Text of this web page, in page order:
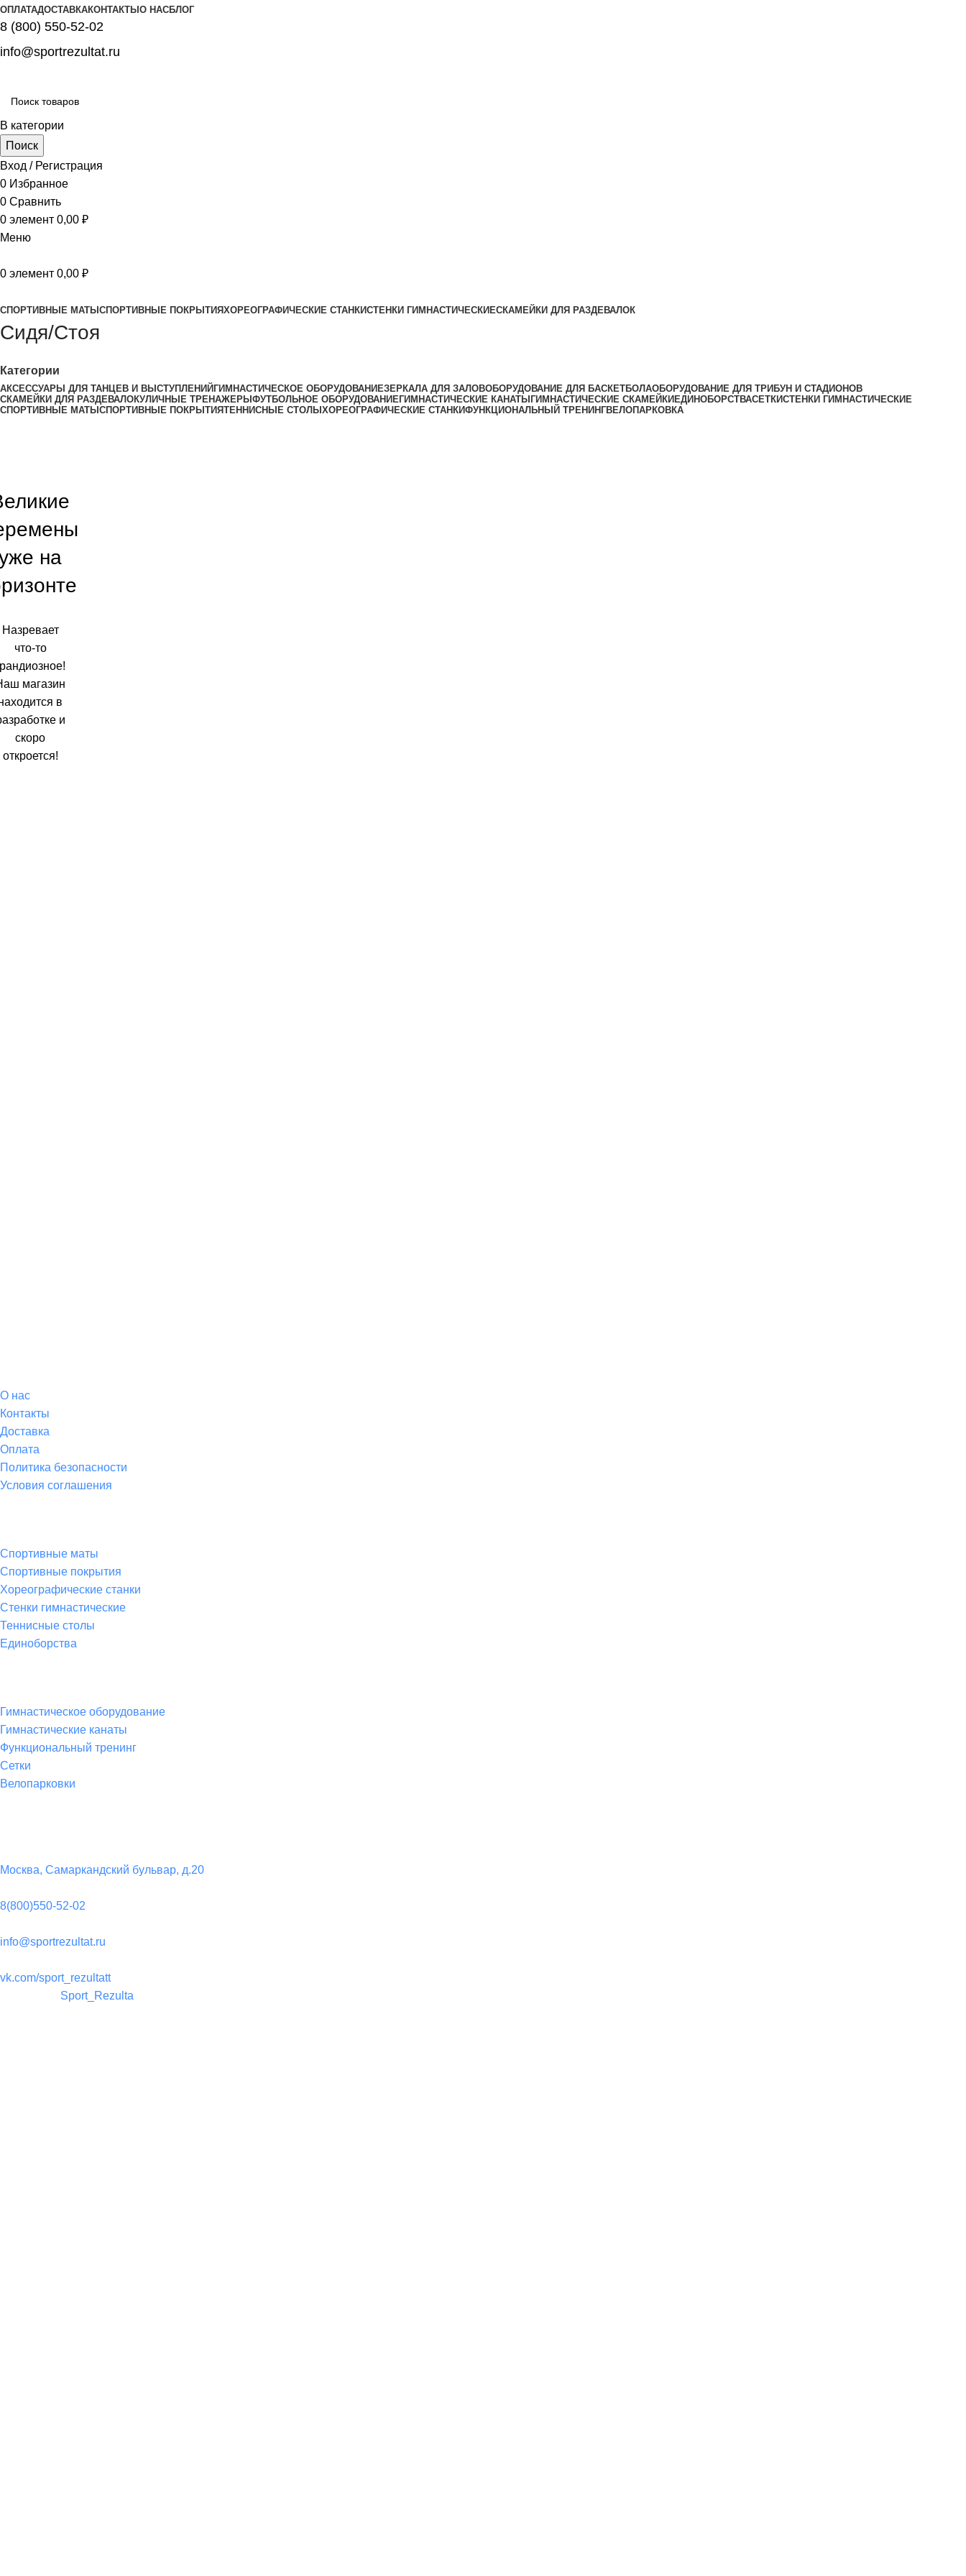
ОПЛАТАДОСТАВКАКОНТАКТЫ О НАСБЛОГ
8 (800) 550-52-02
info@sportrezultat.ru
В категории
Поиск
Вход / Регистрация
0 Избранное
0 Сравнить
0 элемент 0,00 ₽
Меню
0 элемент 0,00 ₽
СПОРТИВНЫЕ МАТЫ СПОРТИВНЫЕ ПОКРЫТИЯХОРЕОГРАФИЧЕСКИЕ СТАНКИСТЕНКИ ГИМНАСТИЧЕСКИЕСКАМЕЙКИ ДЛЯ РАЗДЕВАЛОК
Сидя/Стоя
Категории
АКСЕССУАРЫ ДЛЯ ТАНЦЕВ И ВЫСТУПЛЕНИЙ ГИМНАСТИЧЕСКОЕ ОБОРУДОВАНИЕЗЕРКАЛА ДЛЯ ЗАЛОВОБОРУДОВАНИЕ ДЛЯ БАСКЕТБОЛАОБОРУДОВАНИЕ ДЛЯ ТРИБУН И СТАДИОНОВ
СКАМЕЙКИ ДЛЯ РАЗДЕВАЛОКУЛИЧНЫЕ ТРЕНАЖЕРЫ ФУТБОЛЬНОЕ ОБОРУДОВАНИЕГИМНАСТИЧЕСКИЕ КАНАТЫ ГИМНАСТИЧЕСКИЕ СКАМЕЙКИ ЕДИНОБОРСТВАСЕТКИСТЕНКИ ГИМНАСТИЧЕСКИЕ
СПОРТИВНЫЕ МАТЫ СПОРТИВНЫЕ ПОКРЫТИЯТЕННИСНЫЕ СТОЛЫ ХОРЕОГРАФИЧЕСКИЕ СТАНКИФУНКЦИОНАЛЬНЫЙ ТРЕНИНГВЕЛОПАРКОВКА
на
Назревает
что-то
магазин
в
и
скоро
откроется!
О нас
Контакты
Доставка
Оплата
Политика безопасности
Условия соглашения
Спортивные маты
Спортивные покрытия
Хореографические станки
Стенки гимнастические
Теннисные столы
Единоборства
Гимнастическое оборудование
Гимнастические канаты
Функциональный тренинг
Сетки
Велопарковки
Москва, Самаркандский бульвар, д.20
8(800)550-52-02
info@sportrezultat.ru
vk.com/sport_rezultatt
Sport_Rezulta